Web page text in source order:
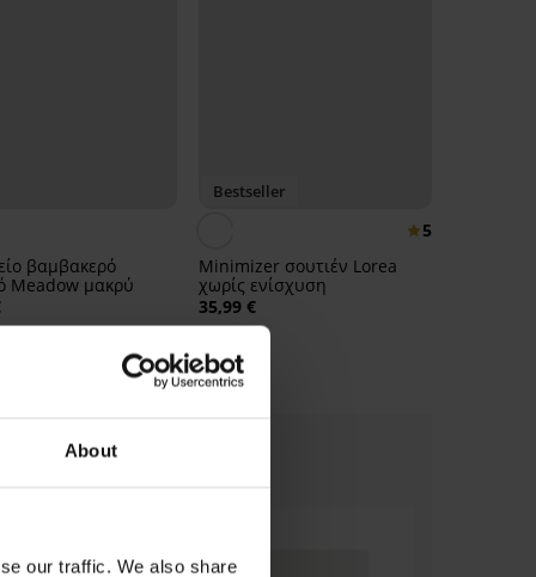
About
our traffic. We also share
βαμβακερό
Meadow μακρύ
Bestseller
5
Minimizer σουτιέν Lorea
χωρίς ενίσχυση
35,99 €